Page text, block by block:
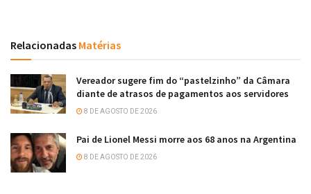
Relacionadas Matérias
Vereador sugere fim do “pastelzinho” da Câmara
diante de atrasos de pagamentos aos servidores
8 DE AGOSTO DE 2026
Pai de Lionel Messi morre aos 68 anos na Argentina
8 DE AGOSTO DE 2026